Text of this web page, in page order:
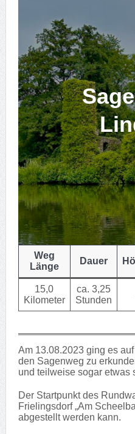
Weg
Länge
Dauer
15,0
Kilometer
ca. 3,25
Stunden
Am 13.08.2023 ging es
den Sagenweg zu
und teilweise sogar etwas
Der Startpunkt des
Frielingsdorf „Am
abgestellt werden kann.